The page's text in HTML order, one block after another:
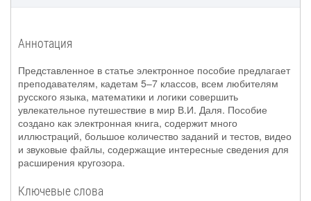
Аннотация
Представленное в статье электронное пособие предлагает
преподавателям, кадетам 5–7 классов, всем любителям
русского языка, математики и логики совершить
увлекательное путешествие в мир В.И. Даля. Пособие
создано как электронная книга, содержит много
иллюстраций, большое количество заданий и тестов, видео
и звуковые файлы, содержащие интересные сведения для
расширения кругозора.
Ключевые слова